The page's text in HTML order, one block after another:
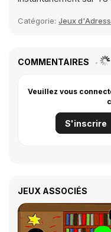
Catégorie: Jeux
COMMENTAIRES
Veuillez vous
S'inscrire
JEUX ASSOCIÉS